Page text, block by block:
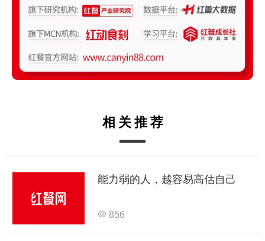
相关推荐
能力弱的人，越容易高估自己
856